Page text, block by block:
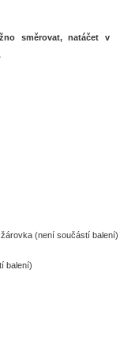
směrovat, natáčet v
(není součástí balení)
balení)